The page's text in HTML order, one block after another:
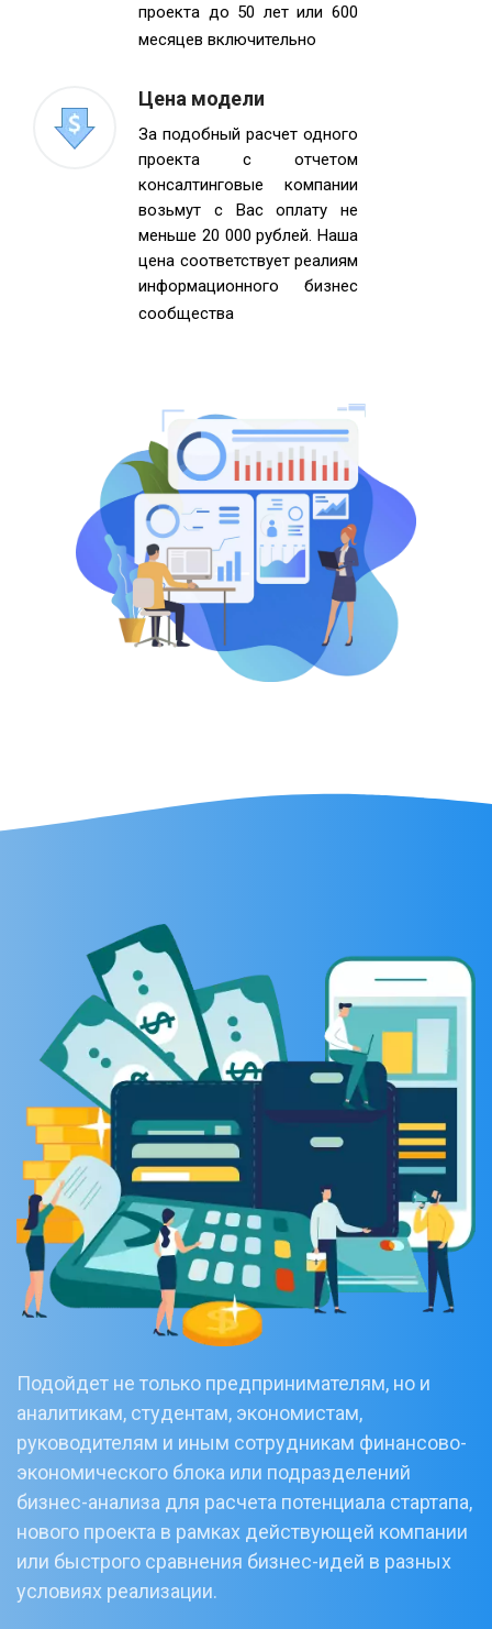
проекта до 50 лет или 600
месяцев включительно
Цена модели
За подобный расчет одного
проекта с отчетом
консалтинговые компании
возьмут с Вас оплату не
меньше 20 000 рублей. Наша
цена соответствует реалиям
информационного бизнес
сообщества
Подойдет не только предпринимателям, но и
аналитикам, студентам, экономистам,
руководителям и иным сотрудникам финансово-
экономического блока или подразделений
бизнес-анализа для расчета потенциала стартапа,
нового проекта в рамках действующей компании
или быстрого сравнения бизнес-идей в разных
условиях реализации.